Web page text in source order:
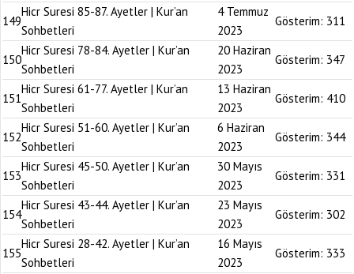
149
Hicr Suresi 85-87. Ayetler | Kur’an
Sohbetleri
4 Temmuz
2023
Gösterim: 311
150
Hicr Suresi 78-84. Ayetler | Kur’an
Sohbetleri
20 Haziran
2023
Gösterim: 347
151
Hicr Suresi 61-77. Ayetler | Kur’an
Sohbetleri
13 Haziran
2023
Gösterim: 410
152
Hicr Suresi 51-60. Ayetler | Kur’an
Sohbetleri
6 Haziran
2023
Gösterim: 344
153
Hicr Suresi 45-50. Ayetler | Kur’an
Sohbetleri
30 Mayıs
2023
Gösterim: 331
154
Hicr Suresi 43-44. Ayetler | Kur’an
Sohbetleri
23 Mayıs
2023
Gösterim: 302
155
Hicr Suresi 28-42. Ayetler | Kur’an
Sohbetleri
16 Mayıs
2023
Gösterim: 333